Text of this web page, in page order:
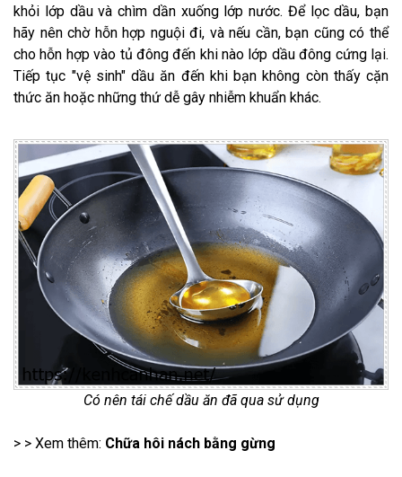
khỏi lớp dầu và chìm dần xuống lớp nước. Để lọc dầu, bạn
hãy nên chờ hỗn hợp nguội đi, và nếu cần, bạn cũng có thể
cho hỗn hợp vào tủ đông đến khi nào lớp dầu đông cứng lại.
Tiếp tục "vệ sinh" dầu ăn đến khi bạn không còn thấy cặn
thức ăn hoặc những thứ dễ gây nhiễm khuẩn khác.
Có nên tái chế dầu ăn đã qua sử dụng
> > Xem thêm: Chữa hôi nách bằng gừng